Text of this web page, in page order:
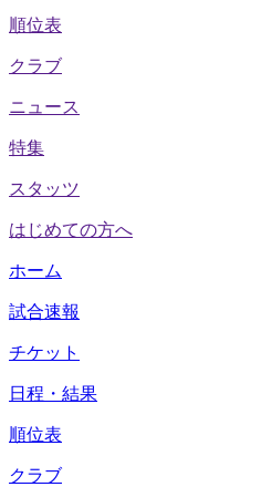
順位表
クラブ
ニュース
特集
スタッツ
はじめての方へ
ホーム
試合速報
チケット
日程・結果
順位表
クラブ